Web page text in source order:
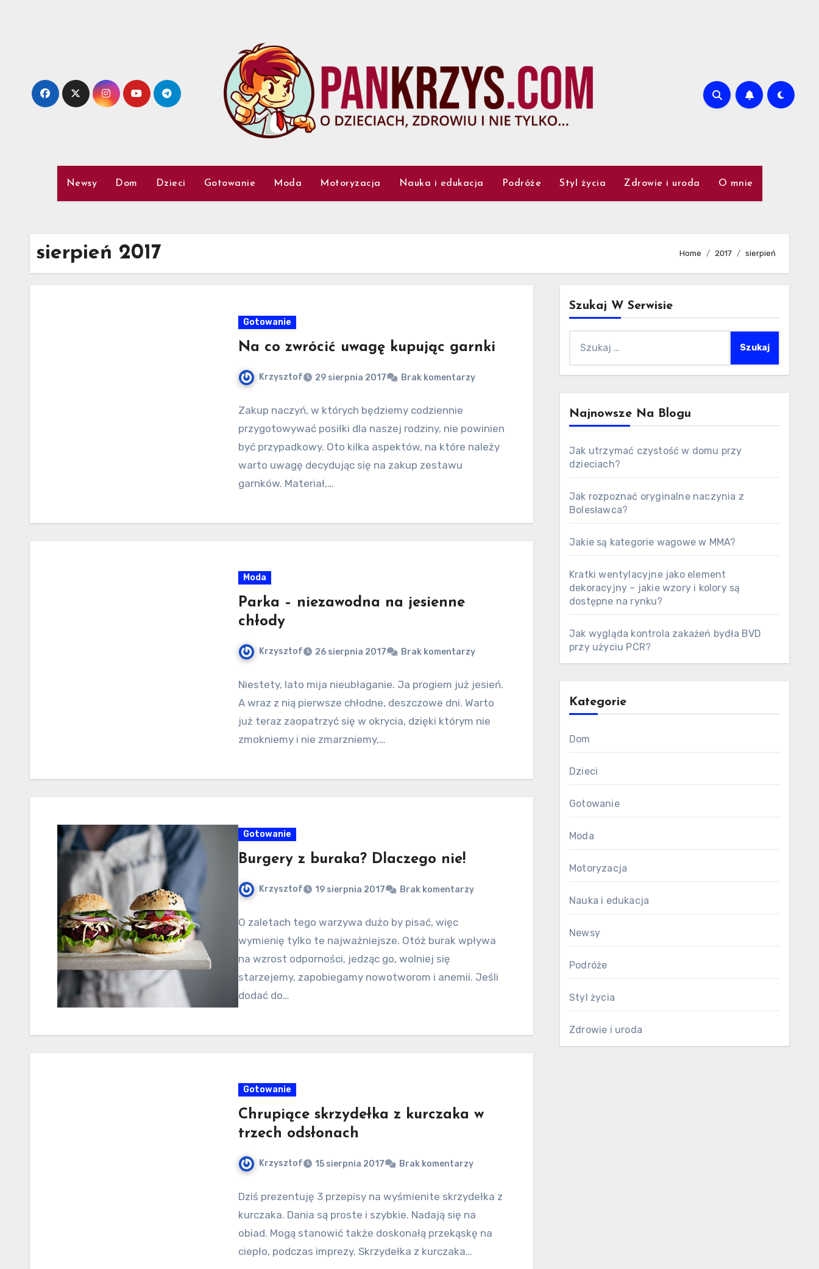
Newsy Dom Dzieci Gotowanie Moda Motoryzacja Nauka i edukacja Podróże Styl życia Zdrowie i uroda O mnie
sierpień 2017 Home 2017 sierpień
Gotowanie
Na co zwrócić uwagę kupując garnki
Krzysztof 29 sierpnia 2017 Brak komentarzy
Zakup naczyń, w których będziemy codziennie
przygotowywać posiłki dla naszej rodziny, nie powinien
być przypadkowy. Oto kilka aspektów, na które należy
warto uwagę decydując się na zakup zestawu
garnków. Materiał,…
Moda
Parka – niezawodna na jesienne
chłody
Krzysztof 26 sierpnia 2017 Brak komentarzy
Niestety, lato mija nieubłaganie. Ja progiem już jesień.
A wraz z nią pierwsze chłodne, deszczowe dni. Warto
już teraz zaopatrzyć się w okrycia, dzięki którym nie
zmokniemy i nie zmarzniemy,…
Gotowanie
Burgery z buraka? Dlaczego nie!
Krzysztof 19 sierpnia 2017 Brak komentarzy
O zaletach tego warzywa dużo by pisać, więc
wymienię tylko te najważniejsze. Otóż burak wpływa
na wzrost odporności, jedząc go, wolniej się
starzejemy, zapobiegamy nowotworom i anemii. Jeśli
dodać do…
Gotowanie
Chrupiące skrzydełka z kurczaka w
trzech odsłonach
Krzysztof 15 sierpnia 2017 Brak komentarzy
Dziś prezentuję 3 przepisy na wyśmienite skrzydełka z
kurczaka. Dania są proste i szybkie. Nadają się na
obiad. Mogą stanowić także doskonałą przekąskę na
ciepło, podczas imprezy. Skrzydełka z kurczaka…
Szukaj W Serwisie
Najnowsze Na Blogu
Jak utrzymać czystość w domu przy
dzieciach?
Jak rozpoznać oryginalne naczynia z
Bolesławca?
Jakie są kategorie wagowe w MMA?
Kratki wentylacyjne jako element
dekoracyjny – jakie wzory i kolory są
dostępne na rynku?
Jak wygląda kontrola zakażeń bydła BVD
przy użyciu PCR?
Kategorie
Dom
Dzieci
Gotowanie
Moda
Motoryzacja
Nauka i edukacja
Newsy
Podróże
Styl życia
Zdrowie i uroda